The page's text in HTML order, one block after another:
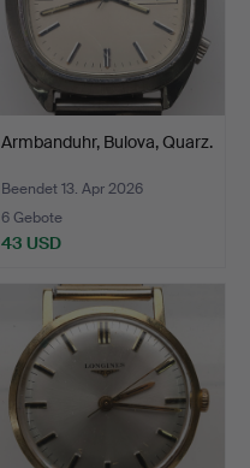
Armbanduhr, Bulova, Quarz.
Beendet 13. Apr 2026
6 Gebote
43 USD